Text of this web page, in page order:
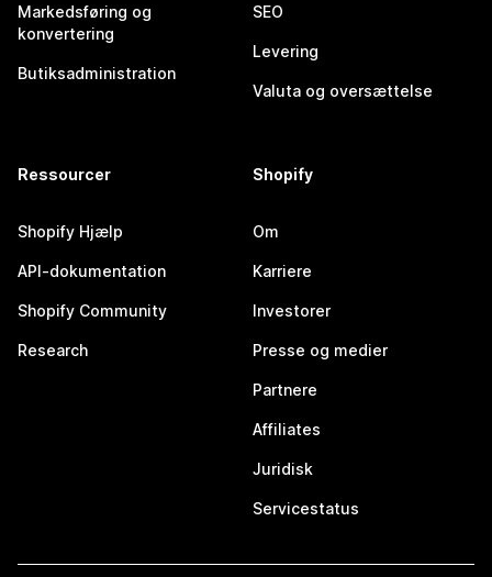
Markedsføring og
konvertering
Butiksadministration
SEO
Levering
Valuta og oversættelse
Ressourcer
Shopify Hjælp
API-dokumentation
Shopify Community
Research
Shopify
Om
Karriere
Investorer
Presse og medier
Partnere
Affiliates
Juridisk
Servicestatus